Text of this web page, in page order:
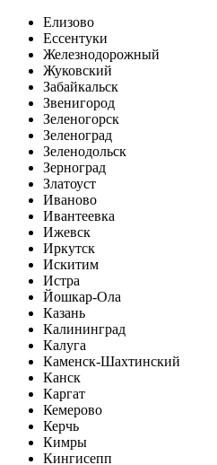
Елизово
Ессентуки
Железнодорожный
Жуковский
Забайкальск
Звенигород
Зеленогорск
Зеленоград
Зеленодольск
Зерноград
Златоуст
Иваново
Ивантеевка
Ижевск
Иркутск
Искитим
Истра
Йошкар-Ола
Казань
Калининград
Калуга
Каменск-Шахтинский
Канск
Каргат
Кемерово
Керчь
Кимры
Кингисепп